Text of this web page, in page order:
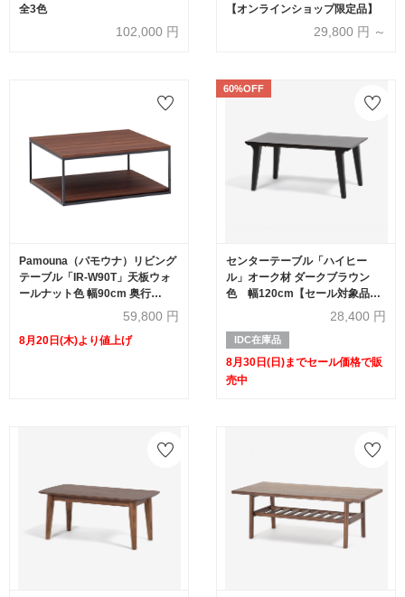
全3色
102,000 円
【オンラインショップ限定品】
29,800 円 ～
Pamouna（パモウナ）リビング
テーブル「IR-W90T」天板ウォ
ールナット色 幅90cm 奥行
59,800 円
8月20日(木)より値上げ
60%OFF
センターテーブル「ハイヒー
ル」オーク材 ダークブラウン
色 幅120cm【セール対象品の
28,400 円
IDC在庫品
8月30日(日)までセール価格で販
売中